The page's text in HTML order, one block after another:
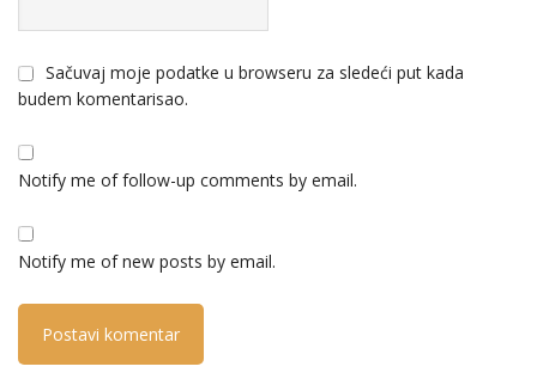
Sačuvaj moje podatke u browseru za sledeći put kada
budem komentarisao.
Notify me of follow-up comments by email.
Notify me of new posts by email.